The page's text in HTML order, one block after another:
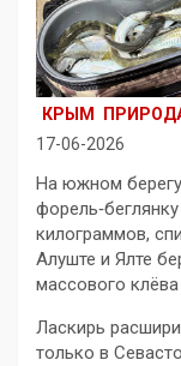
КРЫМ
17-06-2026
На южном
килограммов,
Алуште и Ялте
массового клёва
Ласкирь
только в